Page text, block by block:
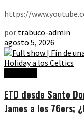
https://
por trabuco-admin
agosto 5, 2026
ETD desde Santo
James a los 76ers;